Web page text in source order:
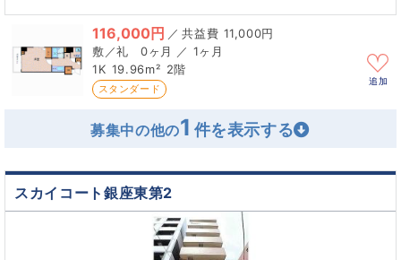
116,000円 ／
11,000円
0ヶ月 ／ 1ヶ月
1K 19.96m² 2階
スタンダード
追加
募集中の他の1
スカイコート銀座東第2